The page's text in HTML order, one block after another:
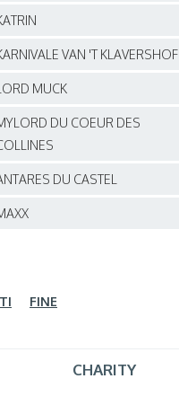
VAN 'T KLAVERSHOF
MUCK
DU COEUR DES
DU CASTEL
FINE
CHARITY